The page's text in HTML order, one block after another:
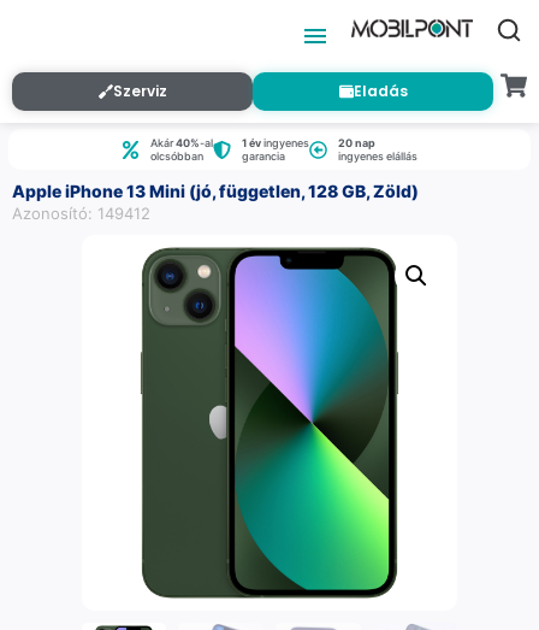
Szerviz Eladás
Akár40%-al
olcsóbban
1 évingyenes
garancia
20 nap
ingyenes elállás
Apple iPhone 13 Mini (jó, független, 128 GB, Zöld)
Azonosító: 149412